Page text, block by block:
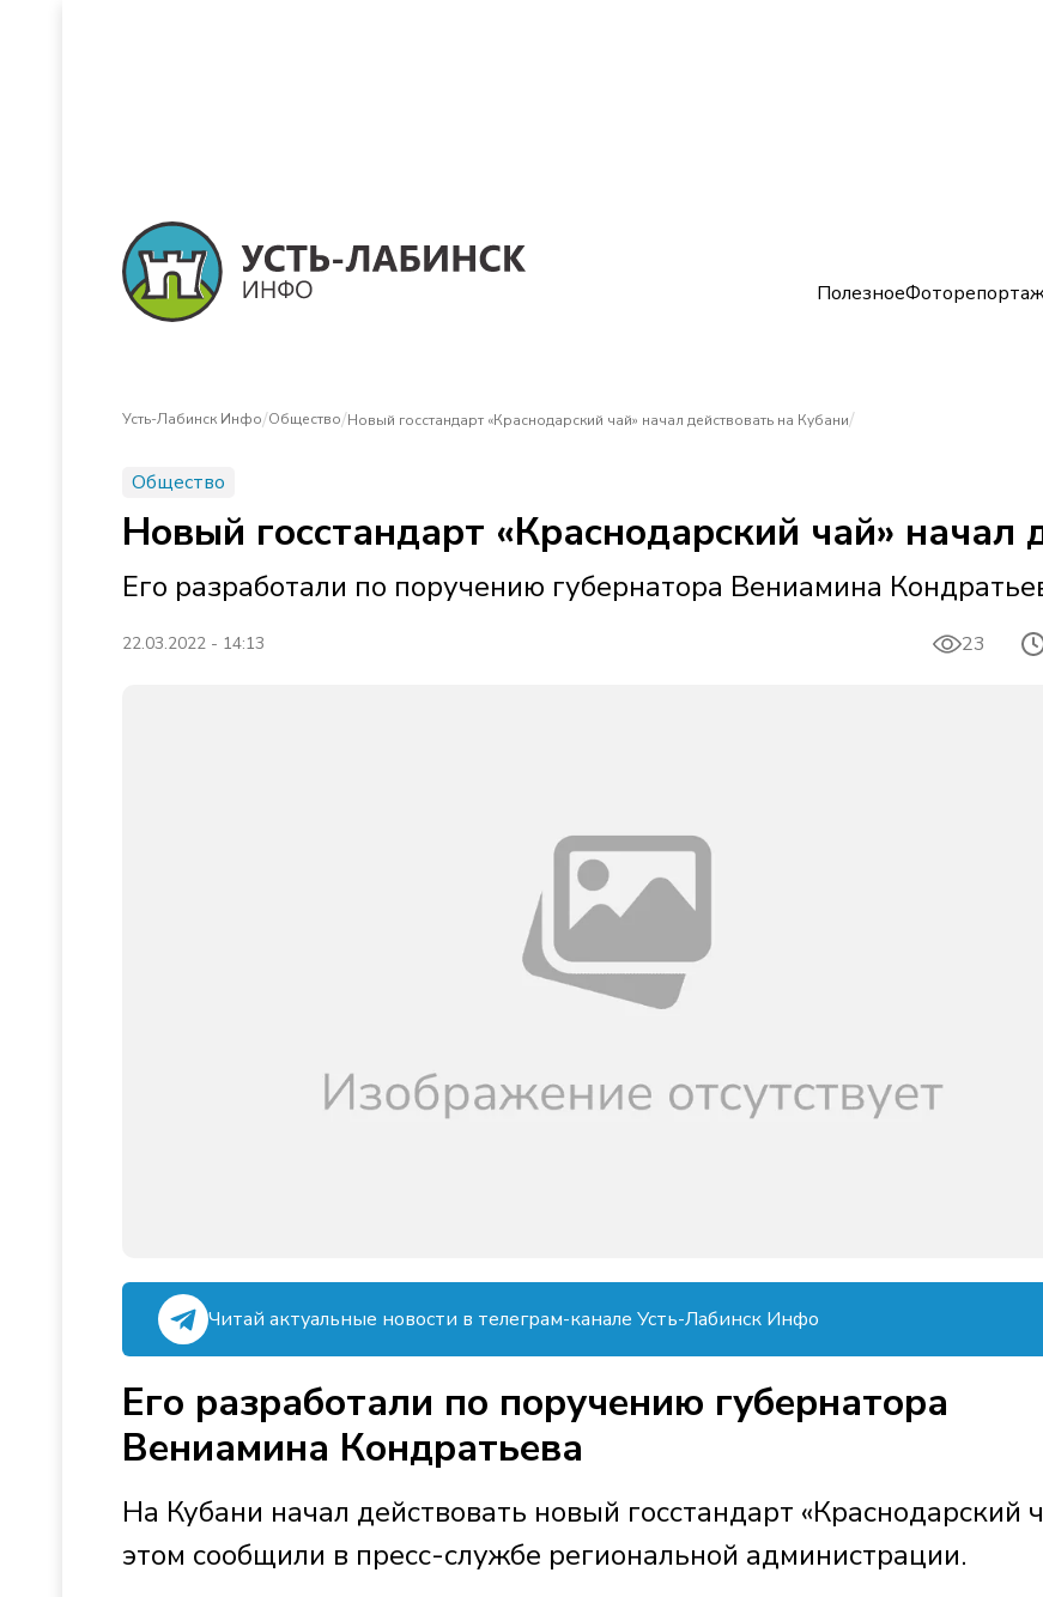
Полезное
Усть-Лабинск Инфо/Общество/Новый госстандарт «Краснодарский чай» начал действовать на Кубани/
Общество
Новый госстандарт «Краснодарский чай» начал
Его разработали по поручению губернатора Вениамина
22.03.2022 - 14:13 23
Читай актуальные новости в телеграм-канале Усть-Лабинск Инфо
Его разработали по поручению губернатора
Вениамина Кондратьева
На Кубани начал действовать новый госстандарт «Краснодарский
этом сообщили в пресс-службе региональной администрации.